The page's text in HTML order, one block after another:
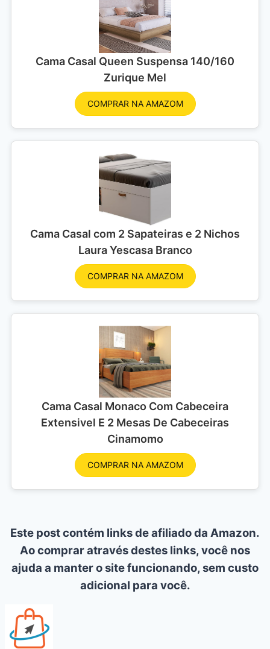
Cama Casal Queen Suspensa 140/160
Zurique Mel
COMPRAR NA AMAZOM
Cama Casal com 2 Sapateiras e 2 Nichos
Laura Yescasa Branco
COMPRAR NA AMAZOM
Cama Casal Monaco Com Cabeceira
Extensivel E 2 Mesas De Cabeceiras
Cinamomo
COMPRAR NA AMAZOM
Este post contém links de afiliado da Amazon.
Ao comprar através destes links, você nos
ajuda a manter o site funcionando, sem custo
adicional para você.